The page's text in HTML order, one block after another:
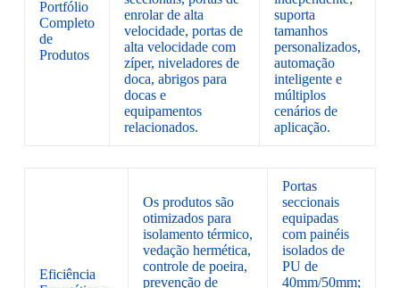
Portfólio
Completo
de
Produtos
enrolar de alta
velocidade, portas de
alta velocidade com
zíper, niveladores de
doca, abrigos para
docas e
equipamentos
relacionados.
suporta
tamanhos
personalizados,
automação
inteligente e
múltiplos
cenários de
aplicação.
Eficiência
Os produtos são
otimizados para
isolamento térmico,
vedação hermética,
controle de poeira,
prevenção de
Portas
seccionais
equipadas
com painéis
isolados de
PU de
40mm/50mm;